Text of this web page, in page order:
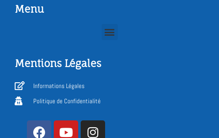
Menu
Mentions Légales
Informations Légales
Politique de Confidentialité